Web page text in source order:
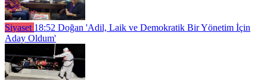
Siyaset 18:52 Doğan 'Adil, Laik ve Demokratik Bir Yönetim İçin
Aday Oldum'